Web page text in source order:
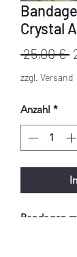
Crystal
25,00 €
zzgl. Versand
Anzahl *
Bandagen